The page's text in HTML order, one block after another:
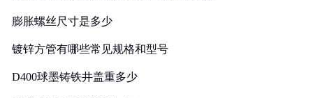
膨胀螺丝尺寸是多少
镀锌方管有哪些常见规格和型号
D400球墨铸铁井盖重多少